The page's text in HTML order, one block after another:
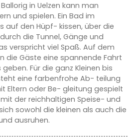
in Uelzen kann man
und spielen. Ein Bad im
auf den Hüpf- kissen, über die
die Tunnel, Gänge und
verspricht viel Spaß. Auf dem
die Gäste eine spannende Fahrt
Für die ganz Kleinen bis
eine farbenfrohe Ab- teilung
Eltern oder Be- gleitung gespielt
der reichhaltigen Speise- und
sowohl die kleinen als auch die
ausruhen.